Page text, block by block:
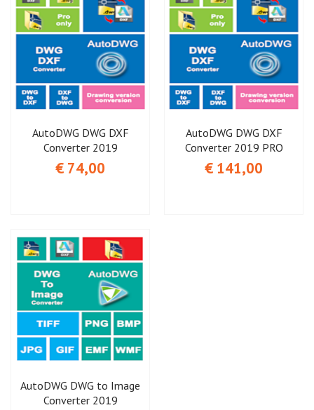
AutoDWG DWG DXF
Converter 2019
€ 74,00
AutoDWG DWG DXF
Converter 2019 PRO
€ 141,00
AutoDWG DWG to Image
Converter 2019